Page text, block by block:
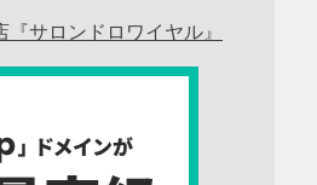
サロンドロワイヤル』